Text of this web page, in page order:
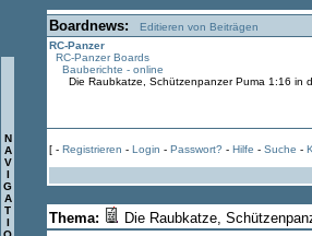
N
A
V
I
G
A
T
I
Boardnews: Editieren von Beiträgen
RC-Panzer
RC-Panzer Boards
Bauberichte - online
Die Raubkatze, Schützenpanzer Puma 1:16 in
[ - Registrieren - Login - Passwort? - Hilfe - Suche -
Thema: Die Raubkatze,